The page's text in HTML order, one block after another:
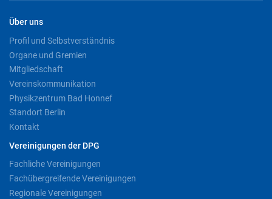
Über uns
Profil und Selbstverständnis
Organe und Gremien
Mitgliedschaft
Vereinskommunikation
Physikzentrum Bad Honnef
Standort Berlin
Kontakt
Vereinigungen der DPG
Fachliche Vereinigungen
Fachübergreifende Vereinigungen
Regionale Vereinigungen